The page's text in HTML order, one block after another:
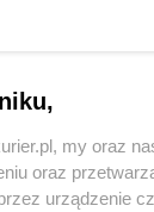
r.
iwydaniu
my oraz
oraz
urządzenie